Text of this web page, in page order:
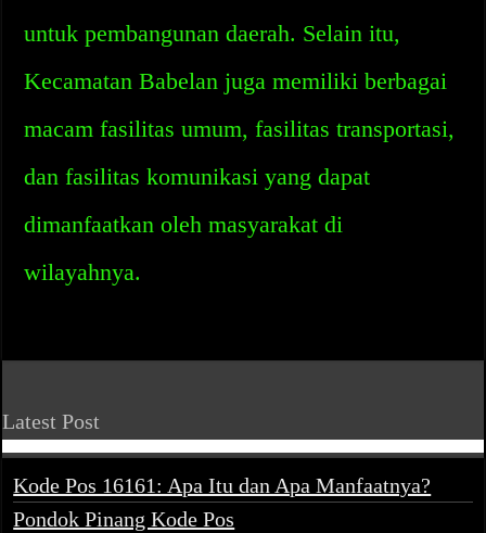
untuk pembangunan daerah. Selain itu,
Kecamatan Babelan juga memiliki berbagai
macam fasilitas umum, fasilitas transportasi,
dan fasilitas komunikasi yang dapat
dimanfaatkan oleh masyarakat di
wilayahnya.
Latest Post
Kode Pos 16161: Apa Itu dan Apa Manfaatnya?
Pondok Pinang Kode Pos